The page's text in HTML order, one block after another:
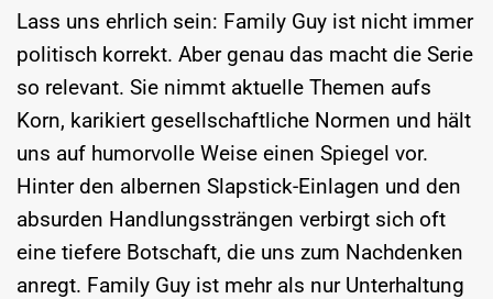
Lass uns ehrlich sein: Family Guy ist nicht immer
politisch korrekt. Aber genau das macht die Serie
so relevant. Sie nimmt aktuelle Themen aufs
Korn, karikiert gesellschaftliche Normen und hält
uns auf humorvolle Weise einen Spiegel vor.
Hinter den albernen Slapstick-Einlagen und den
absurden Handlungssträngen verbirgt sich oft
eine tiefere Botschaft, die uns zum Nachdenken
anregt. Family Guy ist mehr als nur Unterhaltung